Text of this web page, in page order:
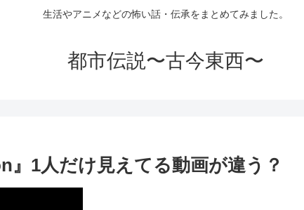
生活やアニメなどの怖い話・伝承をまとめてみました。
都市伝説〜古今東西〜
1人だけ見えてる動画が違う？